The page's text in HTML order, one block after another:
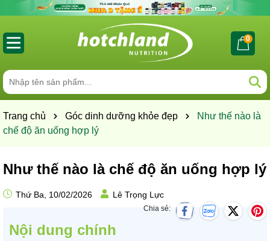
0
Trang chủ Góc dinh dưỡng khỏe đẹp
Như thế nào là
chế độ ăn uống hợp lý
Như thế nào là chế độ ăn uống hợp lý
Thứ Ba, 10/02/2026 Lê Trọng Lực
Chia sẻ:
Nội dung chính